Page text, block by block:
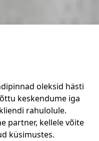
oleksid hästi
keskendume iga
rahulolule.
partner, kellele võite
küsimustes.